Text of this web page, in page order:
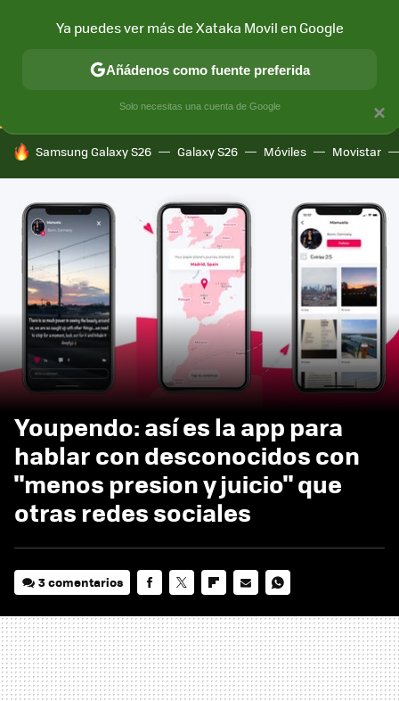
CONECTIVIDAD MÓVIL Y SOCIEDAD APLICACIONES
HOY SE HABLA DE
Samsung Galaxy S26 Galaxy S26 Móviles Movistar
Youpendo: así es la app para
hablar con desconocidos con
"menos presion y juicio" que
otras redes sociales
3 comentarios
MAIL
×
Ya puedes ver más de Xataka Movil en Google
Añádenos como fuente preferida
Solo necesitas una cuenta de Google